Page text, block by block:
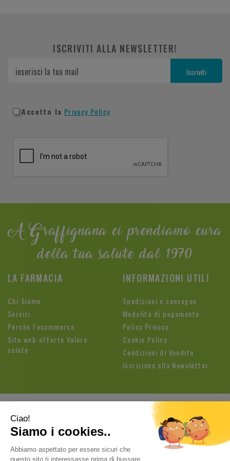
ISCRIVITI ALLA NEWSLETTER!
Accetto la Privacy Policy
A Graffignana ci prendiamo cura
della tua salute dal 1970
LA FARMACIA
Chi Siamo
Servizi
Perchè l'ecommerce
Sito web offerte Valore
salute
INFORMAZIONI UTILI
Spedizioni e consegne
Modalità di pagamento
Policy Privacy
Cookie Policy
Condizioni di Vendita
Iscrizione alla Newsletter